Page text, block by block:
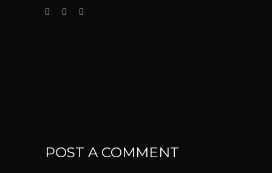
POST A COMMENT